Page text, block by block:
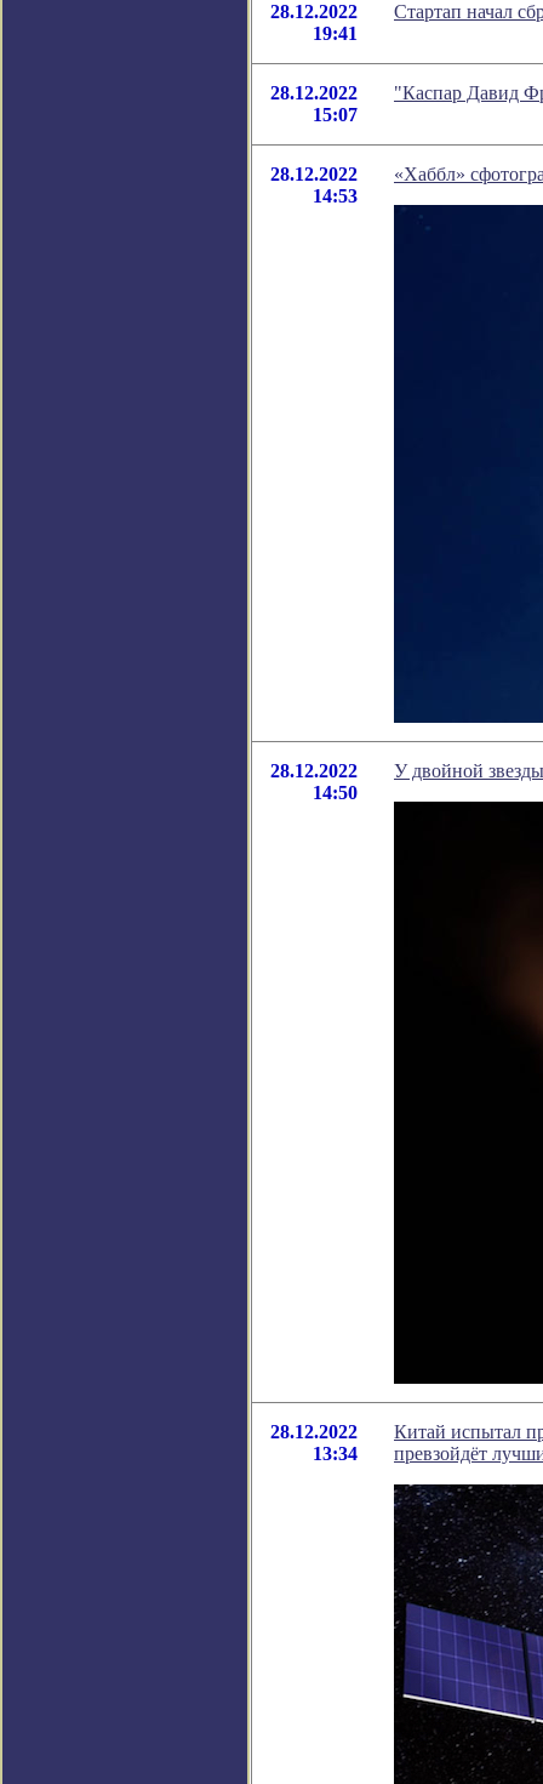
28.12.2022
19:41
Стартап начал
28.12.2022
15:07
"Каспар Давид
28.12.2022
14:53
«Хаббл»
28.12.2022
14:50
У двойной
28.12.2022
13:34
Китай испытал
превзойдёт